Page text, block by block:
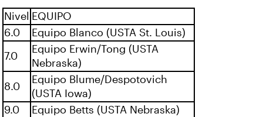
Nivel EQUIPO
6.0
Equipo Blanco (USTA St. Louis)
7.0
Equipo Erwin/Tong (USTA
Nebraska)
8.0
Equipo Blume/Despotovich
(USTA Iowa)
9.0
Equipo Betts (USTA Nebraska)